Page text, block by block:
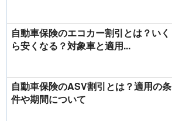
自動車保険のエコカー割引とは？いく
ら安くなる？対象車と適用...
自動車保険のASV割引とは？適用の条
件や期間について